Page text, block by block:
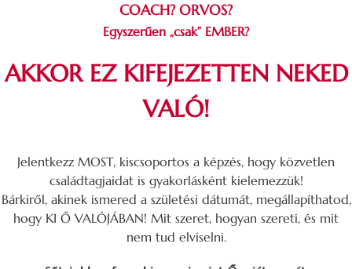
COACH? ORVOS?
Egyszerűen „csak” EMBER?
AKKOR EZ KIFEJEZETTEN NEKED
VALÓ!
Jelentkezz MOST, kiscsoportos a képzés, hogy közvetlen
családtagjaidat is gyakorlásként kielemezzük!
Bárkiről, akinek ismered a születési dátumát, megállapíthatod,
hogy KI Ő VALÓJÁBAN! Mit szeret, hogyan szereti, és mit
nem tud elviselni.